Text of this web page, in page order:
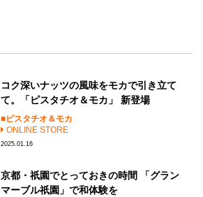
コク深いナッツの風味をモカで引き立て
て。「ピスタチオ＆モカ」 新登場
ピスタチオ＆モカ
ONLINE STORE
2025.01.16
京都・祇園でとっておきの時間 「グラン
マーブル祇園」で和体験を